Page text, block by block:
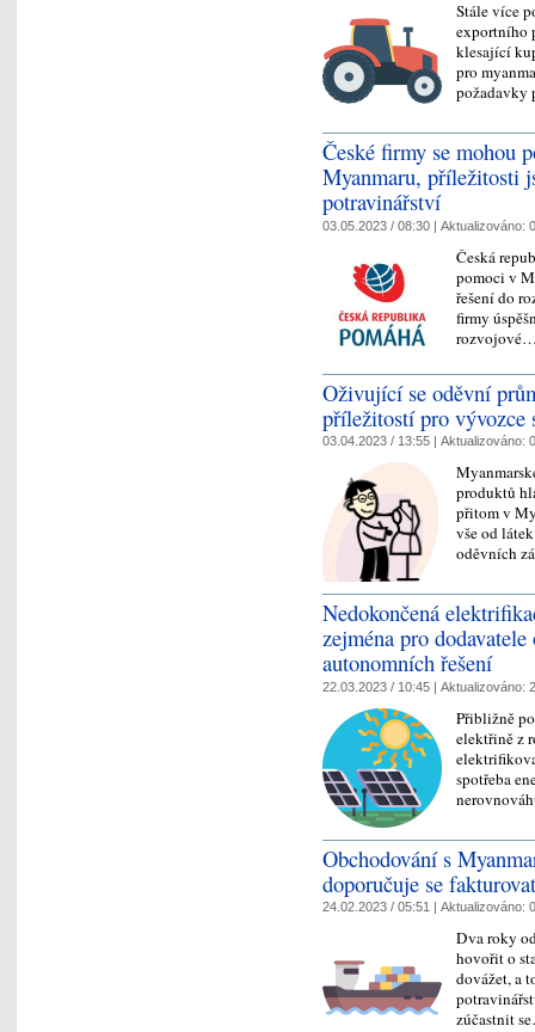
Stále více
exportního
klesající
pro
České firmy se mohou
Myanmaru, příležitosti
potravinářství
03.05.2023 / 08:30 | Aktualizováno:
Česká
pomoci v
řešení do
firmy
Oživující se oděvní
příležitostí pro vývozce
03.04.2023 / 13:55 | Aktualizováno:
produktů
přitom v
vše od
oděvních
Nedokončená
zejména pro
autonomních řešení
22.03.2023 / 10:45 | Aktualizováno:
Přibližně
elektřině z
spotřeba
Obchodování s
doporučuje se
24.02.2023 / 05:51 | Aktualizováno:
Dva roky
hovořit o
dovážet, a
zúčastnit